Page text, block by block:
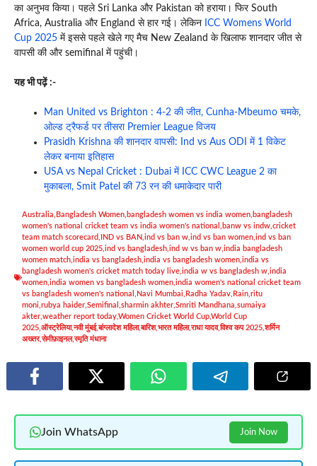
का अनुभव किया। पहले Sri Lanka और Pakistan को हराया। फिर South
Africa, Australia और England से हार गई। लेकिन ICC Womens World
Cup 2025 में इससे पहले खेले गए मैच New Zealand के खिलाफ शानदार जीत से
वापसी की और semifinal में पहुंची।
यह भी पढ़ें :-
Man United vs Brighton : 4-2 की जीत, Cunha-Mbeumo चमके,
ओल्ड ट्रैफर्ड पर तीसरा Premier League विजय
Prasidh Krishna की शानदार वापसी: Ind vs Aus ODI में 1 विकेट
लेकर बनाया इतिहास
USA vs Nepal Cricket : Dubai में ICC CWC League 2 का
मुकाबला, Smit Patel की 73 रन की धमाकेदार पारी
Australia Bangladesh Women bangladesh women vs india women bangladesh
women's national cricket team vs india women's national
banw vs indw cricket
team match scorecard
IND vs BAN ind vs ban w ind vs ban women ind vs ban
women world cup 2025 ind vs bangladesh ind w vs ban w india bangladesh
women match india vs bangladesh india vs bangladesh women india vs
bangladesh women's cricket match today live india w vs bangladesh w india
women india women vs bangladesh women india women's national cricket team
vs bangladesh women's national
Navi Mumbai Radha Yadav Rain ritu
moni rubya haider Semifinal sharmin akhter Smriti Mandhana sumaiya
akter weather report todayWomen Cricket World CupWorld Cup
2025 ऑस्ट्रेलिया,नवी मुंबई,बांग्लादेश महिला,बारिश,भारत महिला,राधा यादव,विश्व कप 2025,शर्मिन
अख्तर,सेमीफ़ाइनल,स्मृति मंधाना
Join WhatsApp Join Now